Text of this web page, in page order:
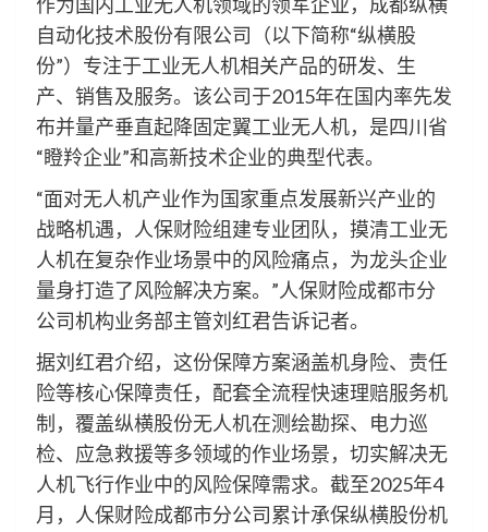
自动化技术股份有限公司（以下简称“纵横股
份”）专注于工业无人机相关产品的研发、生
产、销售及服务。该公司于2015年在国内率先发
布并量产垂直起降固定翼工业无人机，是四川省
“瞪羚企业”和高新技术企业的典型代表。
“面对无人机产业作为国家重点发展新兴产业的
战略机遇，人保财险组建专业团队，摸清工业无
人机在复杂作业场景中的风险痛点，为龙头企业
量身打造了风险解决方案。”人保财险成都市分
公司机构业务部主管刘红君告诉记者。
据刘红君介绍，这份保障方案涵盖机身险、责任
险等核心保障责任，配套全流程快速理赔服务机
制，覆盖纵横股份无人机在测绘勘探、电力巡
检、应急救援等多领域的作业场景，切实解决无
人机飞行作业中的风险保障需求。截至2025年4
月，人保财险成都市分公司累计承保纵横股份机